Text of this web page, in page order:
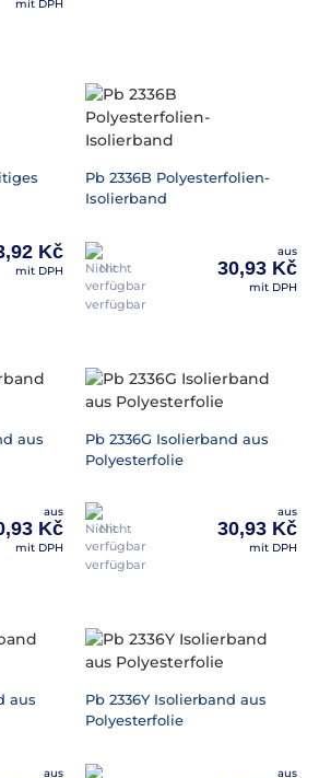
mit DPH
Kč
mit DPH
Pb 2336B Polyesterfolien-
Isolierband
Nicht
verfügbar
aus
30,93 Kč
mit DPH
aus
aus
Kč
mit DPH
Pb 2336G Isolierband aus
Polyesterfolie
Nicht
verfügbar
aus
30,93 Kč
mit DPH
aus
aus
Pb 2336Y Isolierband aus
Polyesterfolie
aus